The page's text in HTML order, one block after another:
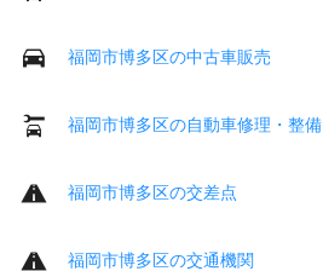
福岡市博多区の中古車販売
福岡市博多区の自動車修理・整備
福岡市博多区の交差点
福岡市博多区の交通機関